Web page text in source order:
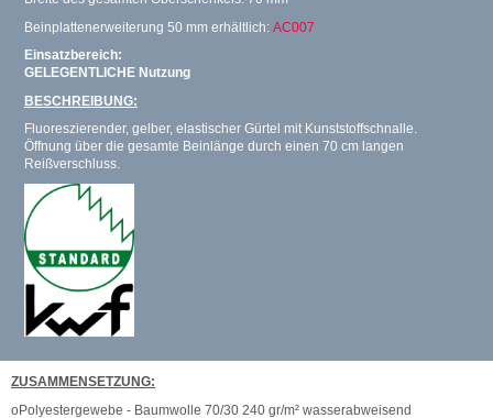
Beinplattenerweiterung 50 mm erhältlich: AC007
Einsatzbereich:
GELEGENTLICHE Nutzung
BESCHREIBUNG:
Fluoreszierender, gelber, elastischer Gürtel mit Kunststoffschnalle.
Öffnung über die gesamte Beinlänge durch einen 70 cm langen
Reißverschluss.
ZUSAMMENSETZUNG:
oPolyestergewebe - Baumwolle 70/30 240 gr/m² wasserabweisend